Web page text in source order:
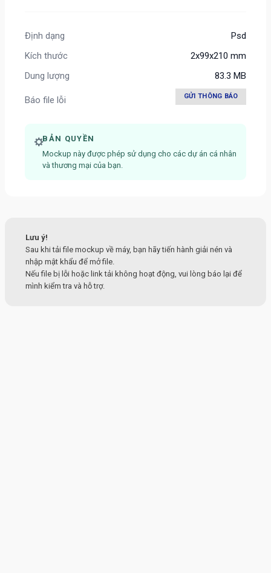
Định dạng
Psd
Kích thước
2x99x210 mm
Dung lượng
83.3 MB
Báo file lỗi GỬI THÔNG BÁO
BẢN QUYỀN
Mockup này được phép sử dụng cho các dự án cá nhân
và thương mại của bạn.
Lưu ý!
Sau khi tải file mockup về máy, bạn hãy tiến hành giải nén và
nhập mật khẩu để mở file.
Nếu file bị lỗi hoặc link tải không hoạt động, vui lòng báo lại để
mình kiểm tra và hỗ trợ.